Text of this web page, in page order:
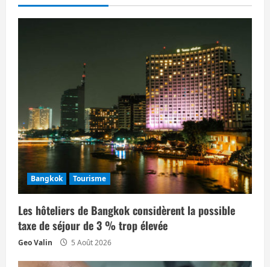
i
’
a
r
t
i
c
Bangkok Tourisme
Les hôteliers de Bangkok considèrent la possible
taxe de séjour de 3 % trop élevée
Geo Valin 5 Août 2026